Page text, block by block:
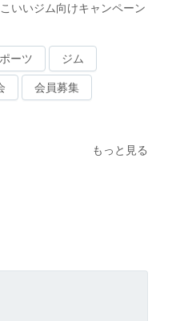
いいジム向けキャンペーン
ーツ ジム
会員募集
もっと見る